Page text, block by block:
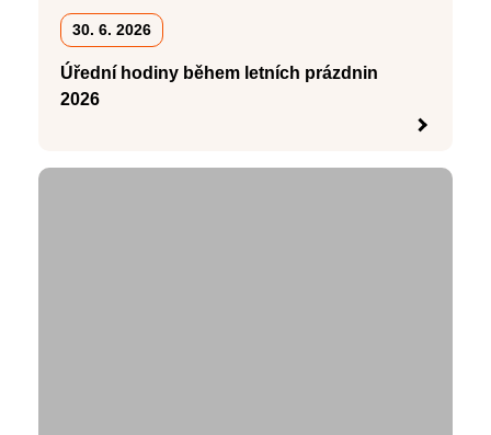
30. 6. 2026
Úřední hodiny během letních prázdnin
2026